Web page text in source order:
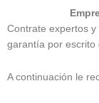
Contrate expertos
garantía por escrito
A continuación le